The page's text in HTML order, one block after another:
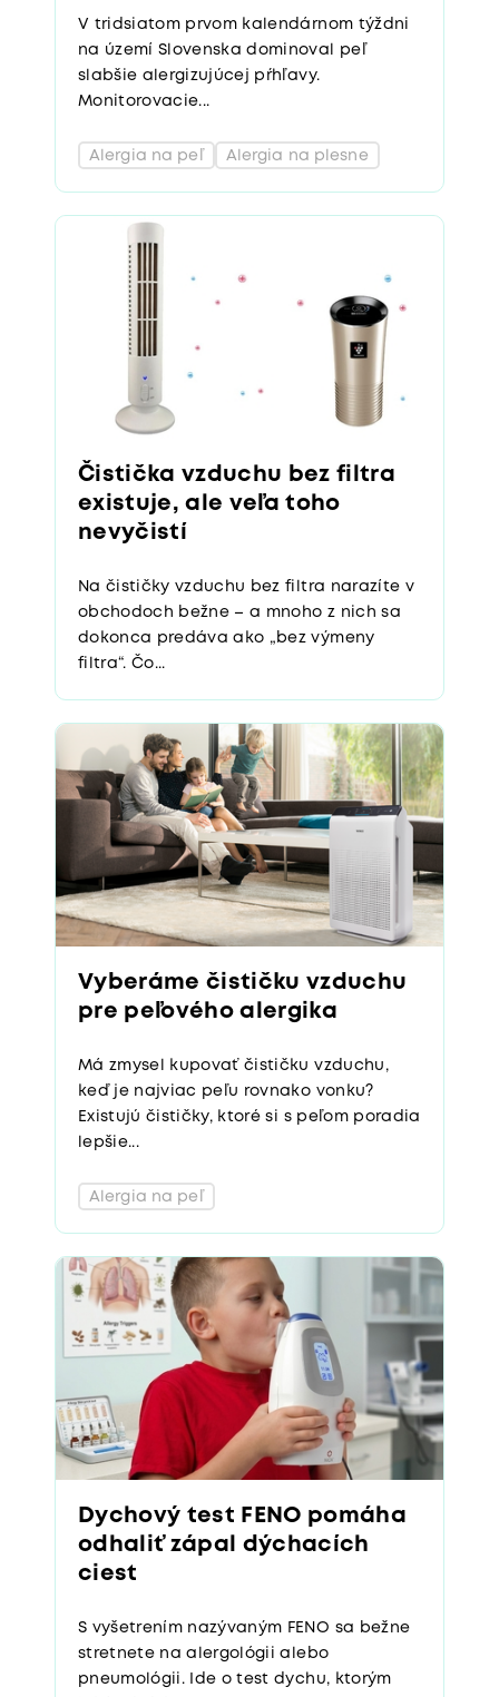
V tridsiatom prvom kalendárnom týždni
na území Slovenska dominoval peľ
slabšie alergizujúcej pŕhľavy.
Monitorovacie...
Alergia na peľ Alergia na plesne
Čistička vzduchu bez filtra
existuje, ale veľa toho
nevyčistí
Na čističky vzduchu bez filtra narazíte v
obchodoch bežne – a mnoho z nich sa
dokonca predáva ako „bez výmeny
filtra“. Čo...
Vyberáme čističku vzduchu
pre peľového alergika
Má zmysel kupovať čističku vzduchu,
keď je najviac peľu rovnako vonku?
Existujú čističky, ktoré si s peľom poradia
lepšie...
Alergia na peľ
Dychový test FENO pomáha
odhaliť zápal dýchacích
ciest
S vyšetrením nazývaným FENO sa bežne
stretnete na alergológii alebo
pneumológii. Ide o test dychu, ktorým